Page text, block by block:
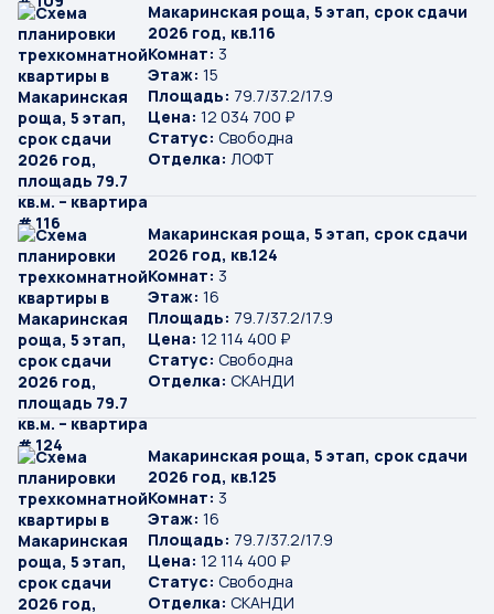
Макаринская роща, 5 этап, срок сдачи
2026 год, кв.116
Комнат: 3
Этаж: 15
Площадь: 79.7/37.2/17.9
Цена: 12 034 700 ₽
Статус: Свободна
Отделка: ЛОФТ
Макаринская роща, 5 этап, срок сдачи
2026 год, кв.124
Комнат: 3
Этаж: 16
Площадь: 79.7/37.2/17.9
Цена: 12 114 400 ₽
Статус: Свободна
Отделка: СКАНДИ
Макаринская роща, 5 этап, срок сдачи
2026 год, кв.125
Комнат: 3
Этаж: 16
Площадь: 79.7/37.2/17.9
Цена: 12 114 400 ₽
Статус: Свободна
Отделка: СКАНДИ